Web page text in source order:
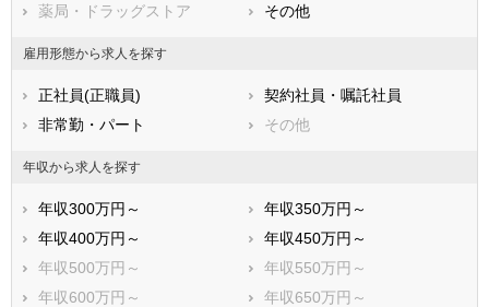
薬局・ドラッグストア
その他
雇用形態から求人を探す
正社員(正職員)
契約社員・嘱託社員
非常勤・パート
その他
年収から求人を探す
年収300万円～
年収350万円～
年収400万円～
年収450万円～
年収500万円～
年収550万円～
年収600万円～
年収650万円～